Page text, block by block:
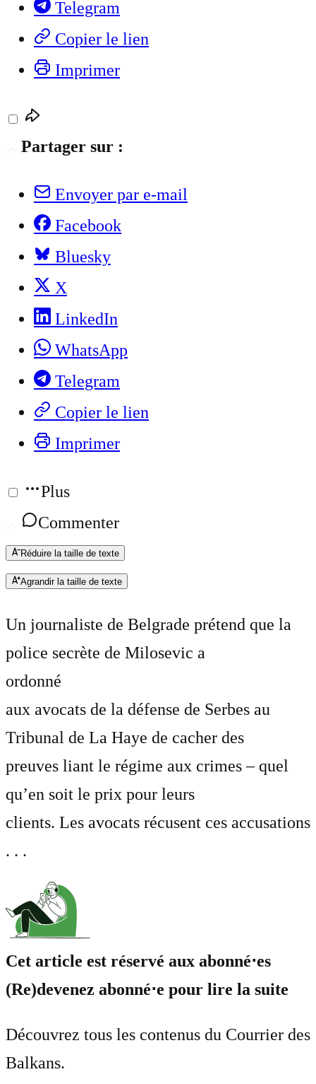
Telegram
Copier le lien
Imprimer
Partager sur :
Envoyer par e-mail
Facebook
Bluesky
X
LinkedIn
WhatsApp
Telegram
Copier le lien
Imprimer
Plus
Commenter
Réduire la taille de texte
Agrandir la taille de texte
Un journaliste de Belgrade prétend que la
police secrète de Milosevic a
ordonné
aux avocats de la défense de Serbes au
Tribunal de La Haye de cacher des
preuves liant le régime aux crimes – quel
qu’en soit le prix pour leurs
clients. Les avocats récusent ces accusations
. . .
Cet article est réservé aux abonné⋅es
(Re)devenez abonné⋅e pour lire la suite
Découvrez tous les contenus du Courrier des
Balkans.